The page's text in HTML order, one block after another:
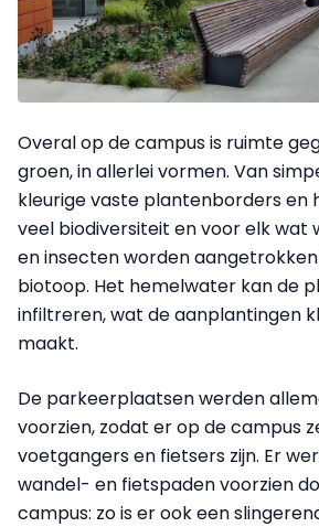
Overal op de campus is ruimte
groen, in allerlei vormen. Van
kleurige vaste plantenborders en
veel biodiversiteit en voor elk wat
en insecten worden
biotoop. Het hemelwater kan de
infiltreren, wat de aanplantingen
maakt.
De parkeerplaatsen werden
voorzien, zodat er op de campus
voetgangers en fietsers zijn. Er
wandel- en fietspaden voorzien
campus: zo is er ook een